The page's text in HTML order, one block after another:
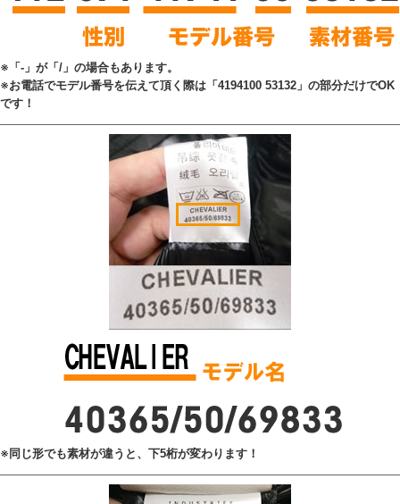
※「-」が「/」の場合もあります。
※お電話でモデル番号を伝えて頂く際は「4194100 53132」の部分だけでOK
です！
※同じ形でも素材が違うと、下5桁が変わります！